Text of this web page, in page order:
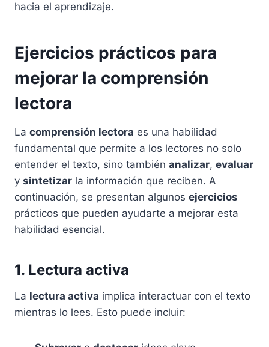
hacia el aprendizaje.
Ejercicios prácticos para
mejorar la comprensión
lectora
La comprensión lectora es una habilidad
fundamental que permite a los lectores no solo
entender el texto, sino también analizar, evaluar
y sintetizar la información que reciben. A
continuación, se presentan algunos ejercicios
prácticos que pueden ayudarte a mejorar esta
habilidad esencial.
1. Lectura activa
La lectura activa implica interactuar con el texto
mientras lo lees. Esto puede incluir: